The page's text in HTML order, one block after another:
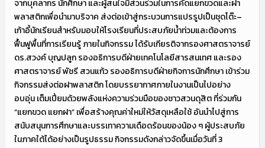
จากบุคลากร นักศึกษา และผู้สนใจมีส่วนร่วมในการคัดแยกขวดและฝา
พลาสติกเพื่อนำมาบริจาค ส่งต่อเข้าสู่กระบวนการแปรรูปเป็นชุดโต๊ะ–
เก้าอี้นักเรียนสำหรับมอบให้โรงเรียนที่ประสบภัยน้ำท่วมและต้องการ
ฟื้นฟูพื้นที่การเรียนรู้ ภายในกิจกรรม ได้รับเกียรติจากรองศาสตราจารย์
ดร.สวงค์ บุญปลูก รองอธิการบดีฝ่ายเทคโนโลยีสารสนเทศ และรอง
ศาสตราจารย์ พัชรี สวนแก้ว รองอธิการบดีฝ่ายกิจการนักศึกษา เข้าร่วม
กิจกรรมส่งต่อฝาพลาสติก โดยบรรยากาศภายในงานเป็นไปอย่าง
อบอุ่น เต็มเปี่ยมด้วยพลังแห่งความร่วมมือของชาวสวนดุสิต ที่ร่วมกัน
“แยกขวด แยกฝา” เพื่อสร้างคุณค่าใหม่ให้วัสดุเหลือใช้ อันนำไปสู่การ
สนับสนุนการศึกษาและบรรเทาความเดือดร้อนของน้อง ๆ ผู้ประสบภัย
ในภาคใต้ได้อย่างเป็นรูปธรรม กิจกรรมดังกล่าวจัดขึ้นเมื่อวันที่ 3